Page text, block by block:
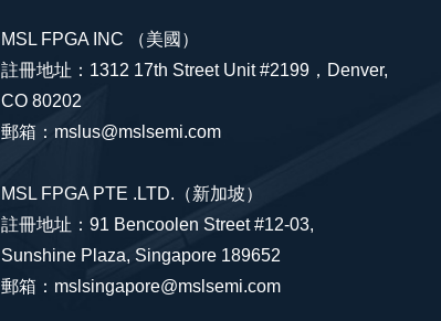
MSL FPGA INC （美國）
註冊地址：1312 17th Street Unit #2199，Denver,
CO 80202
郵箱：mslus@mslsemi.com
MSL FPGA PTE .LTD.（新加坡）
註冊地址：91 Bencoolen Street #12-03,
Sunshine Plaza, Singapore 189652
郵箱：mslsingapore@mslsemi.com